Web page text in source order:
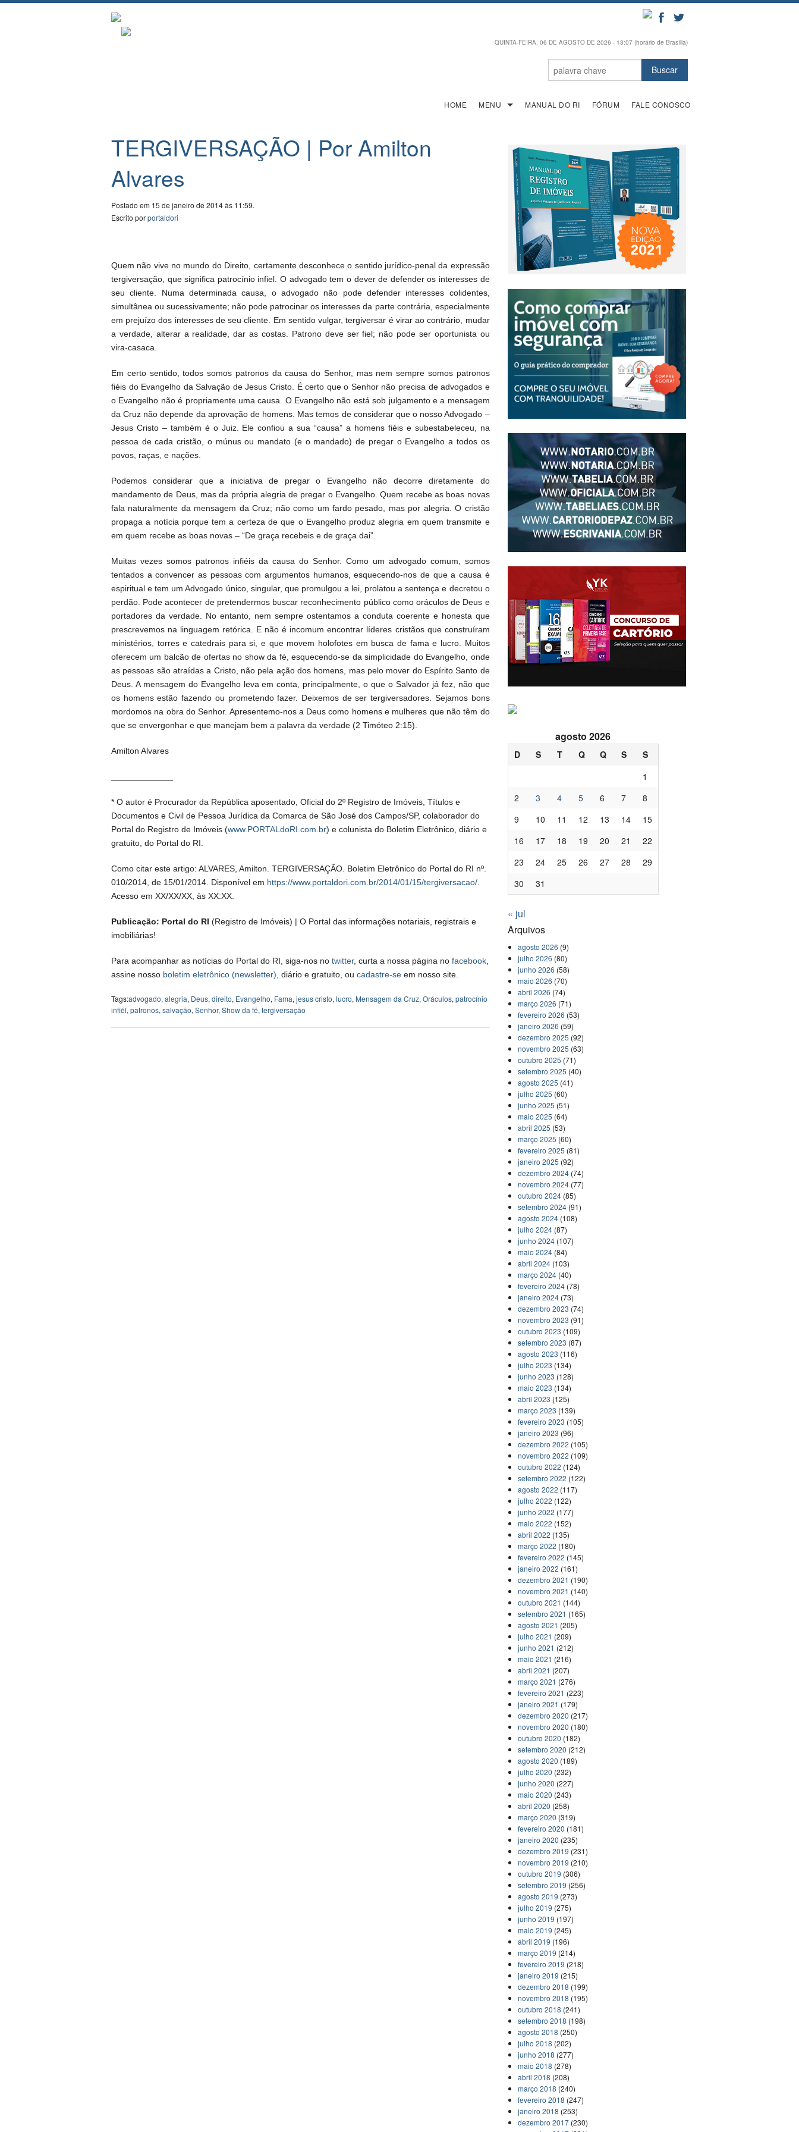
QUINTA-FEIRA, 06 DE AGOSTO DE 2026 - 13:07 (horário de Brasília)
HOME MENU MANUAL DO RI FÓRUM FALE CONOSCO
TERGIVERSAÇÃO | Por Amilton
Alvares
Postado em 15 de janeiro de 2014 às 11:59.
Escrito porportaldori
Quem não vive no mundo do Direito, certamente desconhece o sentido jurídico-penal da expressão
tergiversação, que significa patrocínio infiel. O advogado tem o dever de defender os interesses de
seu cliente. Numa determinada causa, o advogado não pode defender interesses colidentes,
simultânea ou sucessivamente; não pode patrocinar os interesses da parte contrária, especialmente
em prejuízo dos interesses de seu cliente. Em sentido vulgar, tergiversar é virar ao contrário, mudar
a verdade, alterar a realidade, dar as costas. Patrono deve ser fiel; não pode ser oportunista ou
vira-casaca.
Em certo sentido, todos somos patronos da causa do Senhor, mas nem sempre somos patronos
fiéis do Evangelho da Salvação de Jesus Cristo. É certo que o Senhor não precisa de advogados e
o Evangelho não é propriamente uma causa. O Evangelho não está sob julgamento e a mensagem
da Cruz não depende da aprovação de homens. Mas temos de considerar que o nosso Advogado –
Jesus Cristo – também é o Juiz. Ele confiou a sua “causa” a homens fiéis e subestabeleceu, na
pessoa de cada cristão, o múnus ou mandato (e o mandado) de pregar o Evangelho a todos os
povos, raças, e nações.
Podemos considerar que a iniciativa de pregar o Evangelho não decorre diretamente do
mandamento de Deus, mas da própria alegria de pregar o Evangelho. Quem recebe as boas novas
fala naturalmente da mensagem da Cruz; não como um fardo pesado, mas por alegria. O cristão
propaga a notícia porque tem a certeza de que o Evangelho produz alegria em quem transmite e
em quem recebe as boas novas – “De graça recebeis e de graça dai”.
Muitas vezes somos patronos infiéis da causa do Senhor. Como um advogado comum, somos
tentados a convencer as pessoas com argumentos humanos, esquecendo-nos de que a causa é
espiritual e tem um Advogado único, singular, que promulgou a lei, prolatou a sentença e decretou o
perdão. Pode acontecer de pretendermos buscar reconhecimento público como oráculos de Deus e
portadores da verdade. No entanto, nem sempre ostentamos a conduta coerente e honesta que
prescrevemos na linguagem retórica. E não é incomum encontrar líderes cristãos que construíram
ministérios, torres e catedrais para si, e que movem holofotes em busca de fama e lucro. Muitos
oferecem um balcão de ofertas no show da fé, esquecendo-se da simplicidade do Evangelho, onde
as pessoas são atraídas a Cristo, não pela ação dos homens, mas pelo mover do Espírito Santo de
Deus. A mensagem do Evangelho leva em conta, principalmente, o que o Salvador já fez, não que
os homens estão fazendo ou prometendo fazer. Deixemos de ser tergiversadores. Sejamos bons
mordomos na obra do Senhor. Apresentemo-nos a Deus como homens e mulheres que não têm do
que se envergonhar e que manejam bem a palavra da verdade (2 Timóteo 2:15).
Amilton Alvares
* O autor é Procurador da República aposentado, Oficial do 2º Registro de Imóveis, Títulos e
Documentos e Civil de Pessoa Jurídica da Comarca de São José dos Campos/SP, colaborador do
Portal do Registro de Imóveis (www.PORTALdoRI.com.br) e colunista do Boletim Eletrônico, diário e
gratuito, do Portal do RI.
Como citar este artigo: ALVARES, Amilton. TERGIVERSAÇÃO. Boletim Eletrônico do Portal do RI nº.
010/2014, de 15/01/2014. Disponível em https://www.portaldori.com.br/2014/01/15/tergiversacao/
Acesso em XX/XX/XX, às XX:XX.
Publicação: Portal do RI (Registro de Imóveis) | O Portal das informações notariais, registrais e
imobiliárias!
Para acompanhar as notícias do Portal do RI, siga-nos no twitter, curta a nossa página no facebook
assine nosso boletim eletrônico (newsletter) , diário e gratuito, ou cadastre-se em nosso site.
Tags:advogado, alegria, Deus, direito, Evangelho, Fama, jesus cristo, lucro, Mensagem da Cruz, Oráculos, patrocínio
infiél, patronos, salvação, Senhor, Show da fé, tergiversação
agosto 2026
D S T Q Q S
S
1
2
3 4 5 6 7
8
9
10 11 12 13 14
15
16
17 18 19 20 21
22
23
24 25 26 27 28
29
30
31
« jul
Arquivos
agosto 2026 (9)
julho 2026 (80)
junho 2026 (58)
maio 2026 (70)
abril 2026 (74)
março 2026 (71)
fevereiro 2026 (53)
janeiro 2026 (59)
dezembro 2025 (92)
novembro 2025 (63)
outubro 2025 (71)
setembro 2025 (40)
agosto 2025 (41)
julho 2025 (60)
junho 2025 (51)
maio 2025 (64)
abril 2025 (53)
março 2025 (60)
fevereiro 2025 (81)
janeiro 2025 (92)
dezembro 2024 (74)
novembro 2024 (77)
outubro 2024 (85)
setembro 2024 (91)
agosto 2024 (108)
julho 2024 (87)
junho 2024 (107)
maio 2024 (84)
abril 2024 (103)
março 2024 (40)
fevereiro 2024 (78)
janeiro 2024 (73)
dezembro 2023 (74)
novembro 2023 (91)
outubro 2023 (109)
setembro 2023 (87)
agosto 2023 (116)
julho 2023 (134)
junho 2023 (128)
maio 2023 (134)
abril 2023 (125)
março 2023 (139)
fevereiro 2023 (105)
janeiro 2023 (96)
dezembro 2022 (105)
novembro 2022 (109)
outubro 2022 (124)
setembro 2022 (122)
agosto 2022 (117)
julho 2022 (122)
junho 2022 (177)
maio 2022 (152)
abril 2022 (135)
março 2022 (180)
fevereiro 2022 (145)
janeiro 2022 (161)
dezembro 2021 (190)
novembro 2021 (140)
outubro 2021 (144)
setembro 2021 (165)
agosto 2021 (205)
julho 2021 (209)
junho 2021 (212)
maio 2021 (216)
abril 2021 (207)
março 2021 (276)
fevereiro 2021 (223)
janeiro 2021 (179)
dezembro 2020 (217)
novembro 2020 (180)
outubro 2020 (182)
setembro 2020 (212)
agosto 2020 (189)
julho 2020 (232)
junho 2020 (227)
maio 2020 (243)
abril 2020 (258)
março 2020 (319)
fevereiro 2020 (181)
janeiro 2020 (235)
dezembro 2019 (231)
novembro 2019 (210)
outubro 2019 (306)
setembro 2019 (256)
agosto 2019 (273)
julho 2019 (275)
junho 2019 (197)
maio 2019 (245)
abril 2019 (196)
março 2019 (214)
fevereiro 2019 (218)
janeiro 2019 (215)
dezembro 2018 (199)
novembro 2018 (195)
outubro 2018 (241)
setembro 2018 (198)
agosto 2018 (250)
julho 2018 (202)
junho 2018 (277)
maio 2018 (278)
abril 2018 (208)
março 2018 (240)
fevereiro 2018 (247)
janeiro 2018 (253)
dezembro 2017 (230)